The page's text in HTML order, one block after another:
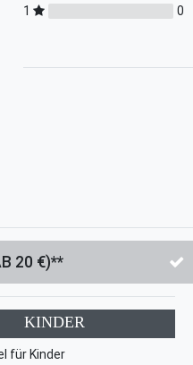
1
0
20 €)**
KINDER
für Kinder